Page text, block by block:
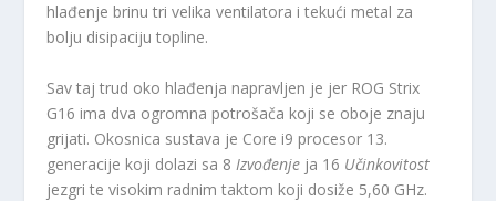
hlađenje brinu tri velika ventilatora i tekući metal za
bolju disipaciju topline.
Sav taj trud oko hlađenja napravljen je jer ROG Strix
G16 ima dva ogromna potrošača koji se oboje znaju
grijati. Okosnica sustava je Core i9 procesor 13.
generacije koji dolazi sa 8 Izvođenje ja 16 Učinkovitost
jezgri te visokim radnim taktom koji dosiže 5,60 GHz.